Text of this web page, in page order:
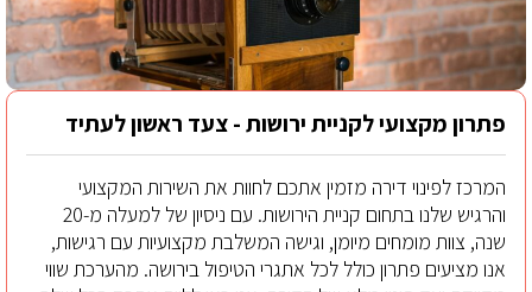
פתרון מקצועי לקניית ירושות - צעד ראשון לעתיד
המרכז לפינוי דירה מזמין אתכם לחוות את השירות המקצועי
והרגיש שלנו בתחום קניית הירושות. עם ניסיון של למעלה מ-20
שנה, צוות מומחים מיומן, וגישה המשלבת מקצועיות עם רגישות,
אנו מציעים פתרון כולל לכל אתגרי הטיפול בירושה. מהערכת שווי